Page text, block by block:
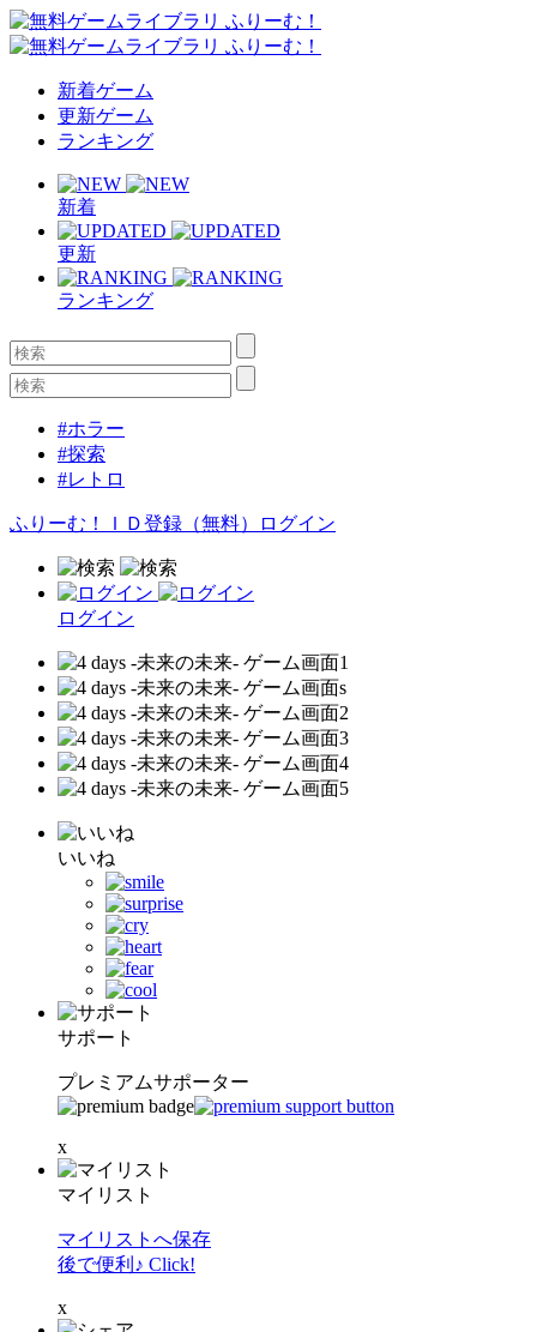
新着ゲーム
更新ゲーム
ランキング
新着
更新
ランキング
#ホラー
#探索
#レトロ
ふりーむ！ＩＤ登録（無料） ログイン
ログイン
いいね
サポート
プレミアムサポーター
x
マイリスト
マイリストへ保存
後で便利♪ Click!
x